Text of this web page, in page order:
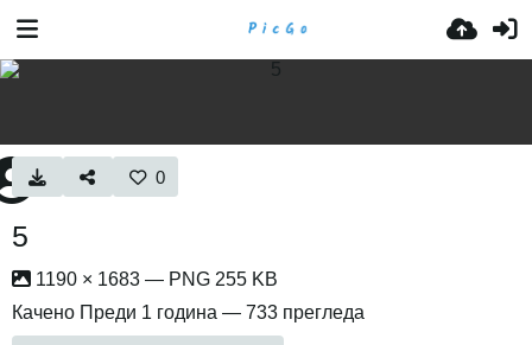
0
5
1190 × 1683 — PNG 255 KB
Качено Преди 1 година — 733 прегледа